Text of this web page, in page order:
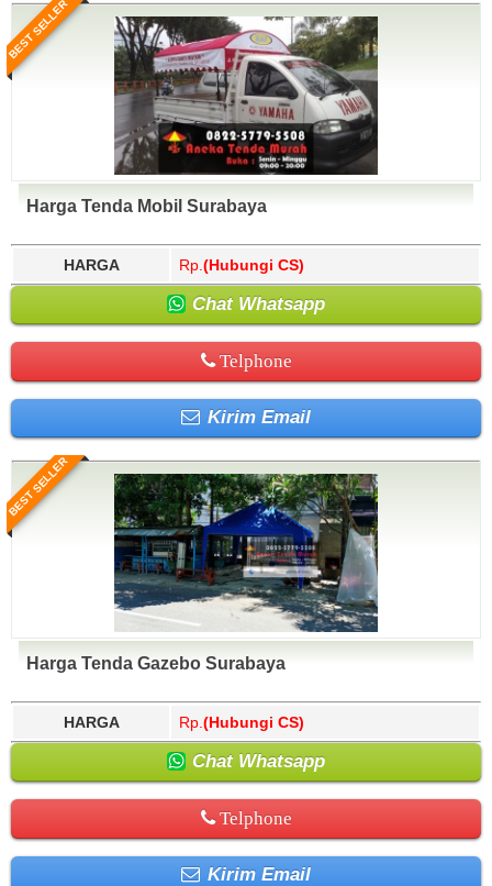
BEST SELLER
Harga Tenda Mobil Surabaya
HARGA Rp. (Hubungi CS)
Chat Whatsapp
Telphone
Kirim Email
BEST SELLER
Harga Tenda Gazebo Surabaya
HARGA Rp. (Hubungi CS)
Chat Whatsapp
Telphone
Kirim Email